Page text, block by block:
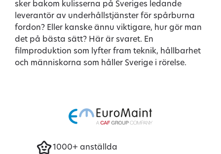
sker bakom kulisserna på Sveriges ledande
leverantör av underhållstjänster för spårburna
fordon? Eller kanske ännu viktigare, hur gör man
det på bästa sätt? Här är svaret. En
filmproduktion som lyfter fram teknik, hållbarhet
och människorna som håller Sverige i rörelse.
1000+ anställda